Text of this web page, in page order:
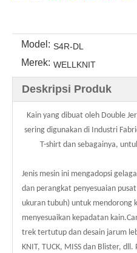
Model: S4R-DL
Merek: WELLKNIT
Deskripsi Produk
Kain yang dibuat oleh Double
sering digunakan di Industri
T-shirt dan sebagainya,
Jenis mesin ini mengadopsi
dan perangkat penyesuaian
ukuran tubuh) untuk mendorong
menyesuaikan kepadatan
trek tertutup dan desain jarum
KNIT, TUCK, MISS dan Blister,